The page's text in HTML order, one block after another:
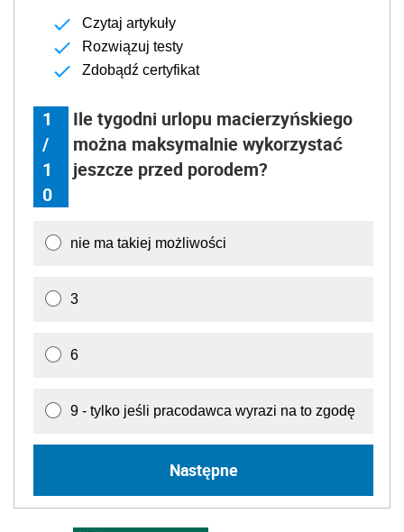
Czytaj artykuły
Rozwiązuj testy
Zdobądź certyfikat
1
/
1
0
Ile tygodni urlopu macierzyńskiego
można maksymalnie wykorzystać
jeszcze przed porodem?
nie ma takiej możliwości
3
6
9 - tylko jeśli pracodawca wyrazi na to zgodę
Następne